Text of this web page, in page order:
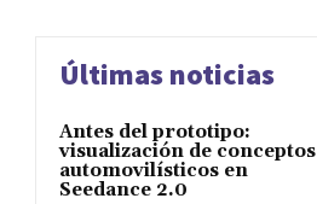
Últimas noticias
Antes del prototipo:
visualización de conceptos
automovilísticos en
Seedance 2.0